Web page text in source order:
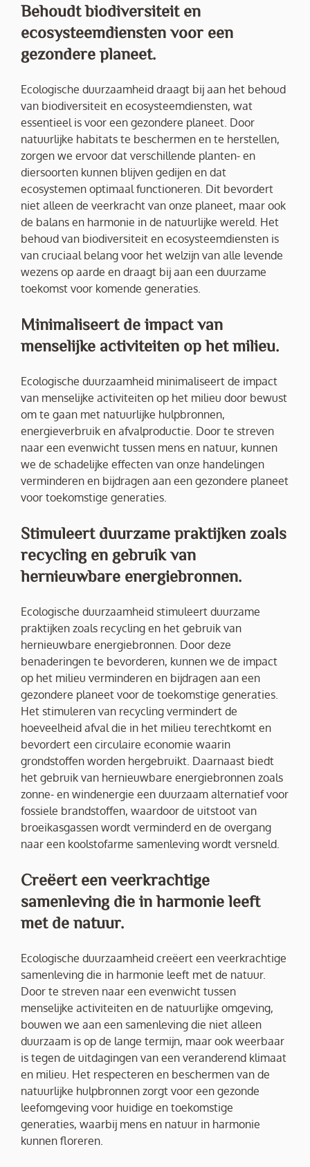
Behoudt biodiversiteit en
ecosysteemdiensten voor een
gezondere planeet.
Ecologische duurzaamheid draagt bij aan het behoud
van biodiversiteit en ecosysteemdiensten, wat
essentieel is voor een gezondere planeet. Door
natuurlijke habitats te beschermen en te herstellen,
zorgen we ervoor dat verschillende planten- en
diersoorten kunnen blijven gedijen en dat
ecosystemen optimaal functioneren. Dit bevordert
niet alleen de veerkracht van onze planeet, maar ook
de balans en harmonie in de natuurlijke wereld. Het
behoud van biodiversiteit en ecosysteemdiensten is
van cruciaal belang voor het welzijn van alle levende
wezens op aarde en draagt bij aan een duurzame
toekomst voor komende generaties.
Minimaliseert de impact van
menselijke activiteiten op het milieu.
Ecologische duurzaamheid minimaliseert de impact
van menselijke activiteiten op het milieu door bewust
om te gaan met natuurlijke hulpbronnen,
energieverbruik en afvalproductie. Door te streven
naar een evenwicht tussen mens en natuur, kunnen
we de schadelijke effecten van onze handelingen
verminderen en bijdragen aan een gezondere planeet
voor toekomstige generaties.
Stimuleert duurzame praktijken zoals
recycling en gebruik van
hernieuwbare energiebronnen.
Ecologische duurzaamheid stimuleert duurzame
praktijken zoals recycling en het gebruik van
hernieuwbare energiebronnen. Door deze
benaderingen te bevorderen, kunnen we de impact
op het milieu verminderen en bijdragen aan een
gezondere planeet voor de toekomstige generaties.
Het stimuleren van recycling vermindert de
hoeveelheid afval die in het milieu terechtkomt en
bevordert een circulaire economie waarin
grondstoffen worden hergebruikt. Daarnaast biedt
het gebruik van hernieuwbare energiebronnen zoals
zonne- en windenergie een duurzaam alternatief voor
fossiele brandstoffen, waardoor de uitstoot van
broeikasgassen wordt verminderd en de overgang
naar een koolstofarme samenleving wordt versneld.
Creëert een veerkrachtige
samenleving die in harmonie leeft
met de natuur.
Ecologische duurzaamheid creëert een veerkrachtige
samenleving die in harmonie leeft met de natuur.
Door te streven naar een evenwicht tussen
menselijke activiteiten en de natuurlijke omgeving,
bouwen we aan een samenleving die niet alleen
duurzaam is op de lange termijn, maar ook weerbaar
is tegen de uitdagingen van een veranderend klimaat
en milieu. Het respecteren en beschermen van de
natuurlijke hulpbronnen zorgt voor een gezonde
leefomgeving voor huidige en toekomstige
generaties, waarbij mens en natuur in harmonie
kunnen floreren.